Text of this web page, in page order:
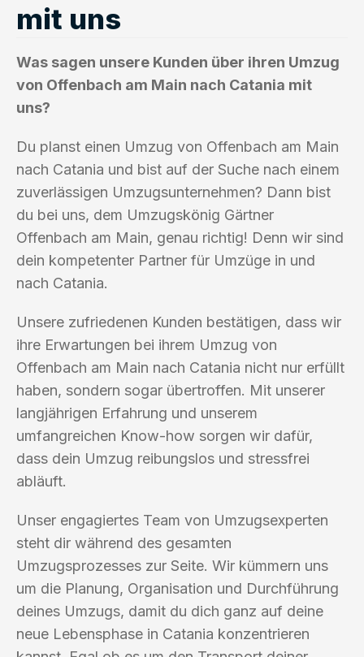
mit uns
Was sagen unsere Kunden über ihren Umzug
von Offenbach am Main nach Catania mit
uns?
Du planst einen Umzug von Offenbach am Main
nach Catania und bist auf der Suche nach einem
zuverlässigen Umzugsunternehmen? Dann bist
du bei uns, dem Umzugskönig Gärtner
Offenbach am Main, genau richtig! Denn wir sind
dein kompetenter Partner für Umzüge in und
nach Catania.
Unsere zufriedenen Kunden bestätigen, dass wir
ihre Erwartungen bei ihrem Umzug von
Offenbach am Main nach Catania nicht nur erfüllt
haben, sondern sogar übertroffen. Mit unserer
langjährigen Erfahrung und unserem
umfangreichen Know-how sorgen wir dafür,
dass dein Umzug reibungslos und stressfrei
abläuft.
Unser engagiertes Team von Umzugsexperten
steht dir während des gesamten
Umzugsprozesses zur Seite. Wir kümmern uns
um die Planung, Organisation und Durchführung
deines Umzugs, damit du dich ganz auf deine
neue Lebensphase in Catania konzentrieren